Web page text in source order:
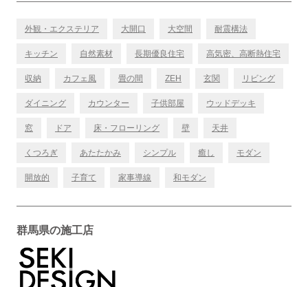
外観・エクステリア 大開口 大空間 耐震構法
キッチン 自然素材 長期優良住宅 高気密、高断熱住宅
収納 カフェ風 畳の間 ZEH 玄関 リビング
ダイニング カウンター 子供部屋 ウッドデッキ
窓 ドア 床・フローリング 壁 天井
くつろぎ あたたかみ シンプル 癒し モダン
開放的 子育て 家事導線 和モダン
群馬県の施工店